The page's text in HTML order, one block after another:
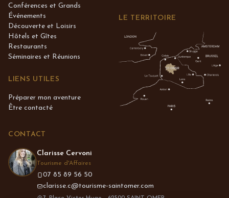
Conférences et Grands
Événements
Découverte et Loisirs
Hôtels et Gîtes
Restaurants
Séminaires et Réunions
LIENS UTILES
Préparer mon aventure
Être contacté
LE TERRITOIRE
CONTACT
Clarisse Cervoni
Tourisme d'Affaires
07 85 89 56 50
clarisse.c@tourisme-saintomer.com